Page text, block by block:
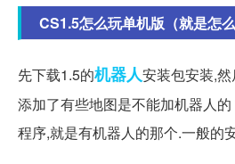
CS1.5怎么玩单机版（就是怎
先下载1.5的机器人安装包安装,然
添加了有些地图是不能加机器人
程序,就是有机器人的那个.一般的安